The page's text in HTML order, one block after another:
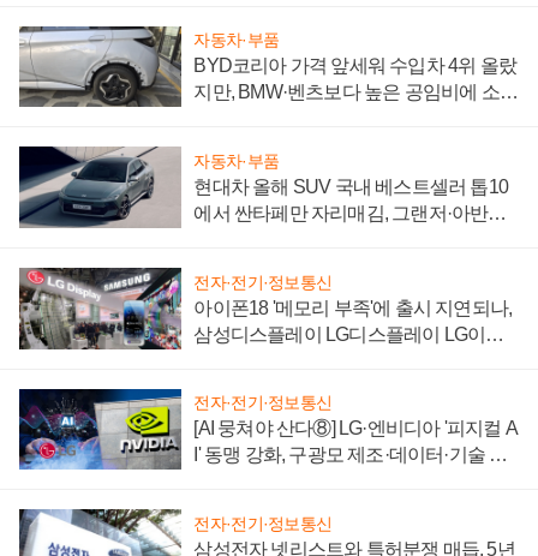
자동차·부품
BYD코리아 가격 앞세워 수입차 4위 올랐
지만, BMW·벤츠보다 높은 공임비에 소비
자동차·부품
현대차 올해 SUV 국내 베스트셀러 톱10
에서 싼타페만 자리매김, 그랜저·아반떼
전자·전기·정보통신
아이폰18 '메모리 부족'에 출시 지연되나,
삼성디스플레이 LG디스플레이 LG이노
전자·전기·정보통신
[AI 뭉쳐야 산다⑧] LG·엔비디아 '피지컬 A
I' 동맹 강화, 구광모 제조·데이터·기술 결
전자·전기·정보통신
삼성전자 넷리스트와 특허분쟁 매듭, 5년